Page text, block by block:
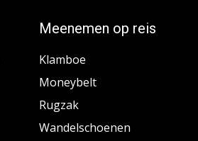
Meenemen op reis
Klamboe
Moneybelt
Rugzak
Wandelschoenen